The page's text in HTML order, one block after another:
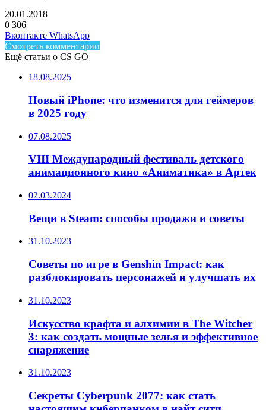
20.01.2018
0 306
Facebook
Twitter
LinkedIn
Вконтакте WhatsAppTelegram
Смотреть комментарии
Ещё статьи о CS GO
18.08.2025
Новый iPhone: что изменится для геймеров
в 2025 году
07.08.2025
VIII Международный фестиваль детского
анимационного кино «Аниматика» в Артек
02.03.2024
Вещи в Steam: способы продажи и советы
31.10.2023
Советы по игре в Genshin Impact: как
разблокировать персонажей и улучшать их
31.10.2023
Искусство крафта и алхимии в The Witcher
3: как создать мощные зелья и эффективное
снаряжение
31.10.2023
Секреты Cyberpunk 2077: как стать